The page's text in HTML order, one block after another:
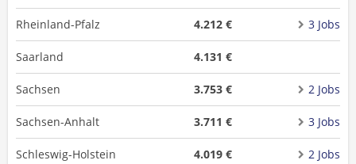
Rheinland-Pfalz 4.212 € 3 Jobs
Saarland 4.131 €
Sachsen 3.753 € 2 Jobs
Sachsen-Anhalt 3.711 € 3 Jobs
Schleswig-Holstein 4.019 € 2 Jobs